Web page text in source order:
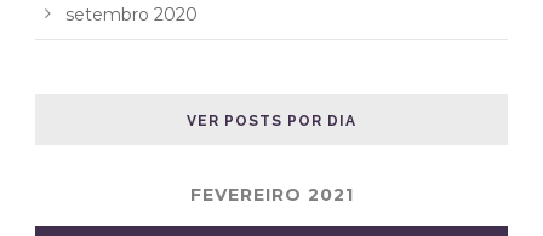
setembro 2020
VER POSTS POR DIA
FEVEREIRO 2021